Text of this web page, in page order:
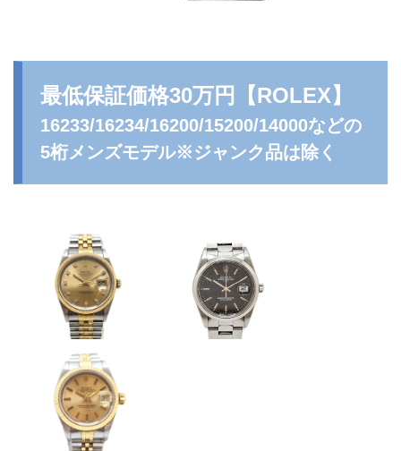
最低保証価格30万円 【ROLEX】
16233/16234/16200/15200/14000などの
5桁メンズモデル※ジャンク品は除く